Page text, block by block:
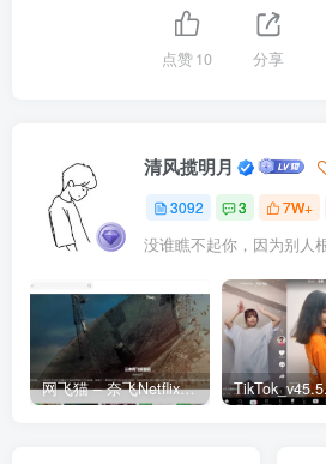
点赞10 分享
清风揽明月
3092 3 7W+
网飞猫 – 奈飞Netflix免费看